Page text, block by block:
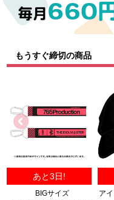
ゲーム
EVENT
その他先行受付
アイドルマスター SideM
学園アイドルマスター
プロジェクトアイマス ヴイア
テイルズ オブ シリーズ
もうすぐ締切の商品
あと3日!
BIGサイズ
ア